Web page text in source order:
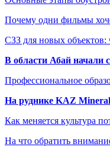
Почему одни фильмы
СЗЗ для новых объектов:
В области Абай начали
Профессиональное
На руднике KAZ
Как меняется культура
На что обратить